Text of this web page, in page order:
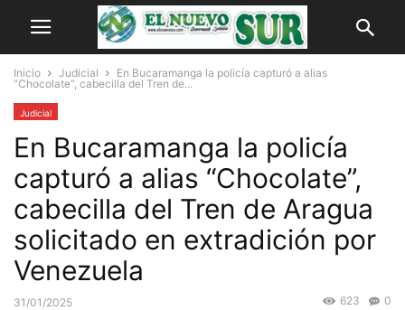
Inicio Judicial
En Bucaramanga la policía capturó a alias
“Chocolate”, cabecilla del Tren de...
Judicial
En Bucaramanga la policía
capturó a alias “Chocolate”,
cabecilla del Tren de Aragua
solicitado en extradición por
Venezuela
31/01/2025 0
623